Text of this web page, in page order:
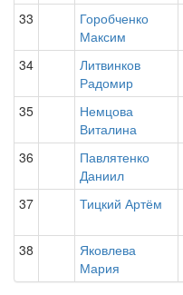
33
Горобченко
Максим
34
Литвинков
Радомир
35
Немцова
Виталина
36
Павлятенко
Даниил
37 Тицкий Артём
38
Яковлева
Мария